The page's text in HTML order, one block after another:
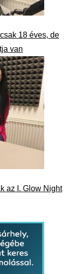
18 éves, de
van
az I. Glow Night